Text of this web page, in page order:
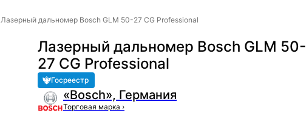
Лазерный дальномер Bosch GLM 50-27 CG Professional
Лазерный дальномер Bosch GLM 50-
27 CG Professional
Госреестр
«Bosch», Германия
Торговая марка ›